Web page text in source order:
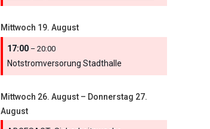
Mittwoch 19. August
17:00 – 20:00
Notstromversorung Stadthalle
Mittwoch 26. August – Donnerstag 27.
August